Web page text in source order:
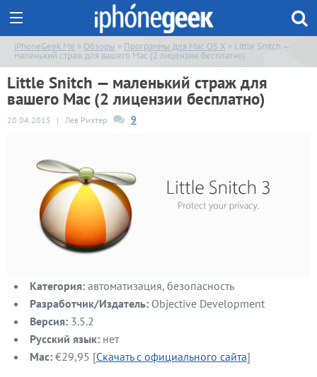
iPhoneGeek.Me » Обзоры » Программы для Mac OS X » Little Snitch —
маленький страж для вашего Mac (2 лицензии бесплатно)
Little Snitch — маленький страж для
вашего Mac (2 лицензии бесплатно)
20.04.2015 | Лев Рихтер 9
Категория: автоматизация, безопасность
Разработчик/Издатель: Objective Development
Версия: 3.5.2
Русский язык: нет
Mac: €29,95 [Скачать с официального сайта]